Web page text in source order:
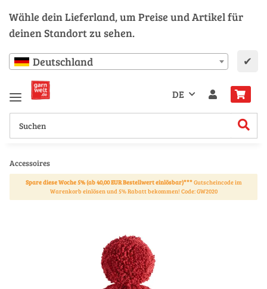
Wähle dein Lieferland, um Preise und Artikel für
deinen Standort zu sehen.
Deutschland ✔
DE
Accessoires
Spare diese Woche 5% (ab 40,00 EUR Bestellwert einlösbar)***Gutscheincode im
Warenkorb einlösen und 5% Rabatt bekommen! Code: GW2020